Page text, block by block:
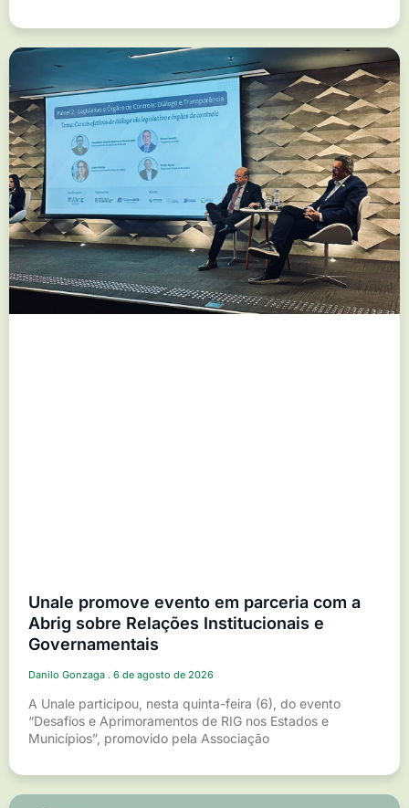
Unale promove evento em parceria com a
Abrig sobre Relações Institucionais e
Governamentais
Danilo Gonzaga 6 de agosto de 2026
A Unale participou, nesta quinta-feira (6), do evento
“Desafios e Aprimoramentos de RIG nos Estados e
Municípios”, promovido pela Associação